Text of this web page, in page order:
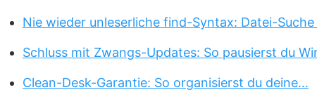
Nie wieder unleserliche find-Syntax: Datei-
Schluss mit Zwangs-Updates: So pausierst du
Clean-Desk-Garantie: So organisierst du deine…